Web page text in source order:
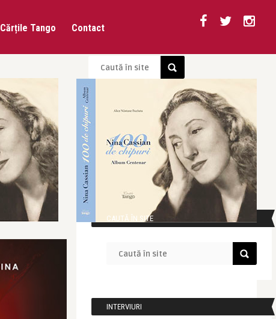
Cărțile Tango Contact
CAUTĂ ÎN SITE
INTERVIURI